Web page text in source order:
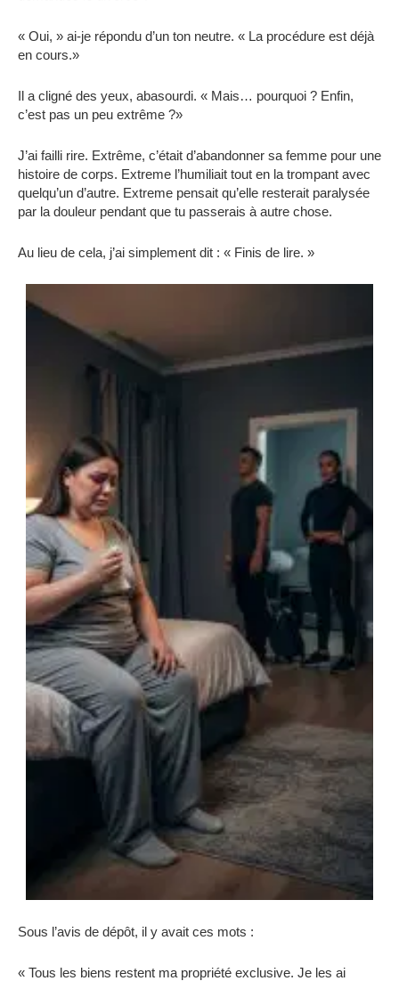
« Oui, » ai-je répondu d’un ton neutre. « La procédure est déjà
en cours.»
Il a cligné des yeux, abasourdi. « Mais… pourquoi ? Enfin,
c’est pas un peu extrême ?»
J’ai failli rire. Extrême, c’était d’abandonner sa femme pour une
histoire de corps. Extreme l’humiliait tout en la trompant avec
quelqu’un d’autre. Extreme pensait qu’elle resterait paralysée
par la douleur pendant que tu passerais à autre chose.
Au lieu de cela, j’ai simplement dit : « Finis de lire. »
Sous l’avis de dépôt, il y avait ces mots :
« Tous les biens restent ma propriété exclusive. Je les ai